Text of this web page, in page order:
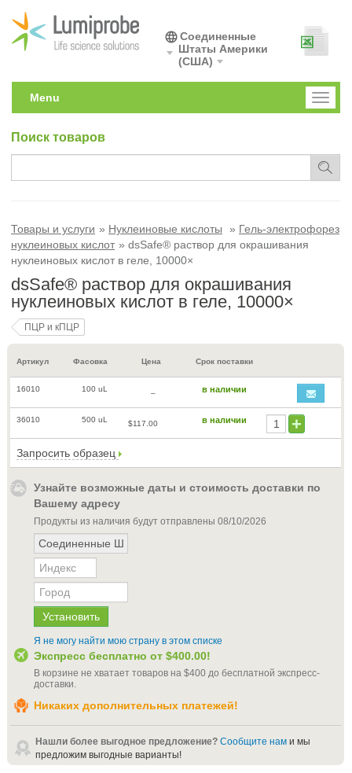
Соединенные
Штаты Америки
(США)
Toggle
Menu
Поиск товаров
Товары и услуги Нуклеиновые кислоты
Гель-электрофорез
нуклеиновых кислот
dsSafe® раствор для окрашивания
нуклеиновых кислот в геле, 10000×
dsSafe® раствор для окрашивания
нуклеиновых кислот в геле, 10000×
ПЦР и кПЦР
Артикул Фасовка Цена Срок поставки
16010 100 uL – в наличии
36010 500 uL $117.00 в наличии
Запросить образец
Узнайте возможные даты и стоимость доставки по
Вашему адресу
Продукты из наличия будут отправлены 08/10/2026
Я не могу найти мою страну в этом списке
Экспресс бесплатно от $400.00!
В корзине не хватает товаров на $400 до бесплатной экспресс-
доставки.
Никаких дополнительных платежей!
Нашли более выгодное предложение? Сообщите нам и мы
предложим выгодные варианты!